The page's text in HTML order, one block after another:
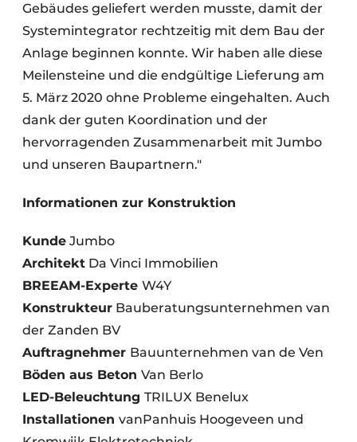
Gebäudes geliefert werden musste, damit der
Systemintegrator rechtzeitig mit dem Bau der
Anlage beginnen konnte. Wir haben alle diese
Meilensteine und die endgültige Lieferung am
5. März 2020 ohne Probleme eingehalten. Auch
dank der guten Koordination und der
hervorragenden Zusammenarbeit mit Jumbo
und unseren Baupartnern."
Informationen zur Konstruktion
Kunde Jumbo
Architekt Da Vinci Immobilien
BREEAM-Experte W4Y
Konstrukteur Bauberatungsunternehmen van
der Zanden BV
Auftragnehmer Bauunternehmen van de Ven
Böden aus Beton Van Berlo
LED-Beleuchtung TRILUX Benelux
Installationen vanPanhuis Hoogeveen und